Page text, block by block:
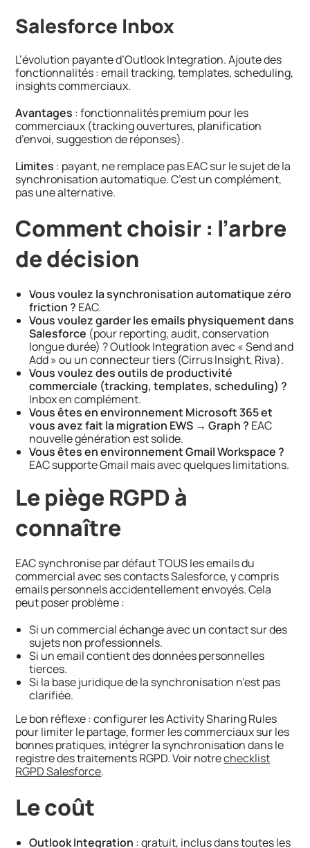
Salesforce Inbox
L’évolution payante d’Outlook Integration. Ajoute des
fonctionnalités : email tracking, templates, scheduling,
insights commerciaux.
Avantages : fonctionnalités premium pour les
commerciaux (tracking ouvertures, planification
d’envoi, suggestion de réponses).
Limites : payant, ne remplace pas EAC sur le sujet de la
synchronisation automatique. C’est un complément,
pas une alternative.
Comment choisir : l’arbre
de décision
Vous voulez la synchronisation automatique zéro
friction ? EAC.
Vous voulez garder les emails physiquement dans
Salesforce (pour reporting, audit, conservation
longue durée) ? Outlook Integration avec « Send and
Add » ou un connecteur tiers (Cirrus Insight, Riva).
Vous voulez des outils de productivité
commerciale (tracking, templates, scheduling) ?
Inbox en complément.
Vous êtes en environnement Microsoft 365 et
vous avez fait la migration EWS → Graph ? EAC
nouvelle génération est solide.
Vous êtes en environnement Gmail Workspace ?
EAC supporte Gmail mais avec quelques limitations.
Le piège RGPD à
connaître
EAC synchronise par défaut TOUS les emails du
commercial avec ses contacts Salesforce, y compris
emails personnels accidentellement envoyés. Cela
peut poser problème :
Si un commercial échange avec un contact sur des
sujets non professionnels.
Si un email contient des données personnelles
tierces.
Si la base juridique de la synchronisation n’est pas
clarifiée.
Le bon réflexe : configurer les Activity Sharing Rules
pour limiter le partage, former les commerciaux sur les
bonnes pratiques, intégrer la synchronisation dans le
registre des traitements RGPD. Voir notrechecklist
RGPD Salesforce.
Le coût
Outlook Integration : gratuit, inclus dans toutes les